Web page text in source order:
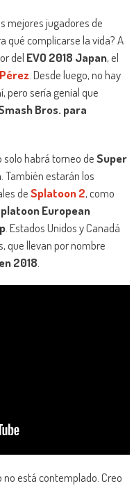
mejores jugadores de
qué complicarse la vida? A
del EVO 2018 Japan, el
. Desde luego, no hay
pero sería genial que
Bros. para
habrá torneo deSuper
. También estarán los
deSplatoon 2, como
European
. Estados Unidos y Canadá
que llevan por nombre
2018
está contemplado. Creo